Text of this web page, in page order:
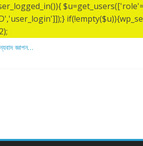
ধন্যবাদ জ্ঞাপন.
জ্ঞাপন…
উপজেলার বারদীতে অবস্থা শ্রী শ্রী লোকনাথ